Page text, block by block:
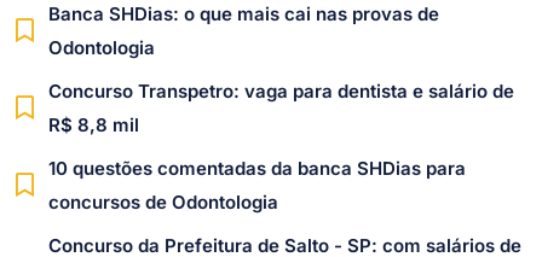
Banca SHDias: o que mais cai nas provas de
Odontologia
Concurso Transpetro: vaga para dentista e salário de
R$ 8,8 mil
10 questões comentadas da banca SHDias para
concursos de Odontologia
Concurso da Prefeitura de Salto - SP: com salários de